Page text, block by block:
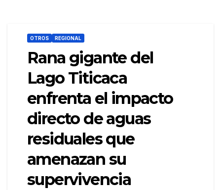
OTROS REGIONAL
Rana gigante del
Lago Titicaca
enfrenta el impacto
directo de aguas
residuales que
amenazan su
supervivencia